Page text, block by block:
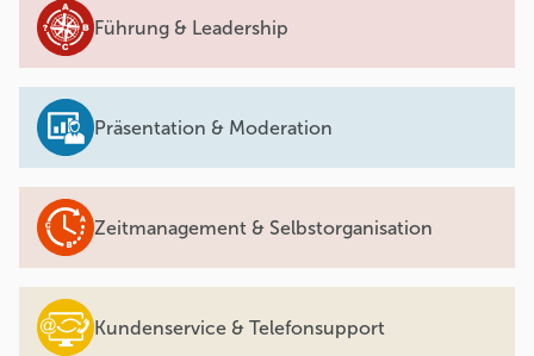
Führung & Leadership
Präsentation & Moderation
Zeitmanagement & Selbstorganisation
Kundenservice & Telefonsupport